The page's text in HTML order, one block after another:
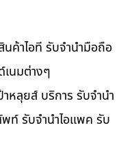
นค้าไอที รับจำนำมือถือ
เนมต่างๆ
หลุยส์ บริการ รับจำนำ
ท์ รับจำนำไอแพค รับ